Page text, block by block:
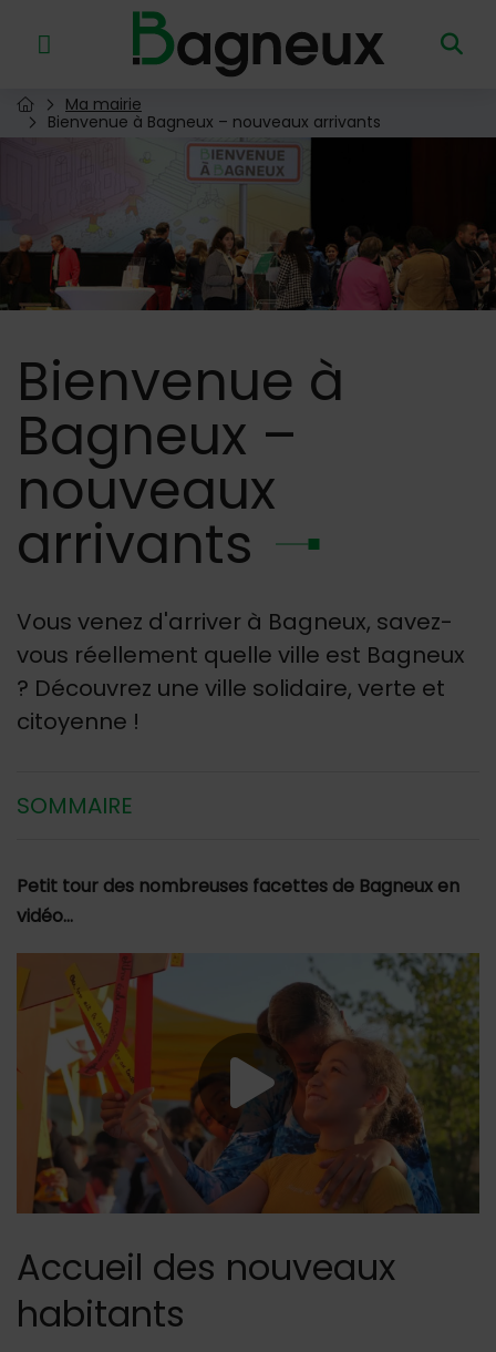
Menu de raccourcis
Retour à l'accueil
Page d'accueil du site
Ma mairie
Bienvenue à Bagneux – nouveaux arrivants
Bienvenue à
Bagneux –
nouveaux
arrivants
Vous venez d'arriver à Bagneux, savez-
vous réellement quelle ville est Bagneux
? Découvrez une ville solidaire, verte et
citoyenne !
SOMMAIRE
Petit tour des nombreuses facettes de Bagneux en
vidéo…
Lancer la
Accueil des nouveaux
habitants